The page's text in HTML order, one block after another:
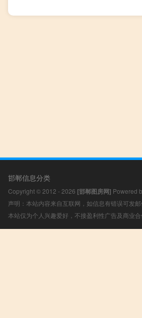
邯郸信息分类
Copyright © 2012 - 2026 [邯郸图房网] Powered
声明：本站内容来自互联网，如信息有错误可发
本站仅为个人兴趣爱好，不接盈利性广告及商业合